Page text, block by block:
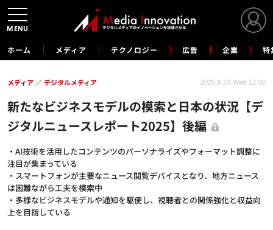
ホーム メディア テクノロジー 広告 企業 特
新たなビジネスモデルの模索と日本の状況【デ
ジタルニュースレポート2025】後編
・AI技術を活用したコンテンツのパーソナライズやフォーマット調整に
注目が集まっている
・スマートフォンが主要なニュース閲覧デバイスとなり、地方ニュース
は困難ながら工夫を模索中
・多様なビジネスモデルや通知を駆使し、視聴者との関係強化と収益向
上を目指している
メディア デジタルメディア 2025.6.25 Wed 12:00
MENU